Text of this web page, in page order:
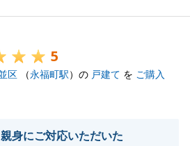
5
区 （永福町駅）の 戸建て を ご購入
身にご対応いただいた